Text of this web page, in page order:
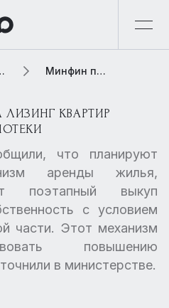
Минфин предложил лизинг квартир вместо льготной ипотеки
КВАРТИР
что планируют
аренды жилья,
поэтапный выкуп
с условием
части. Этот механизм
повышению
в министерстве.